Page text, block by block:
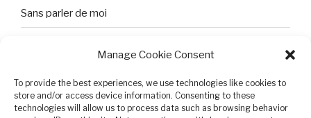
Manage Cookie Consent
To provide the best experiences, we use technologies like cookies to
store and/or access device information. Consenting to these
technologies will allow us to process data such as browsing behavior
Sans parler de moi
Tristesse et attente